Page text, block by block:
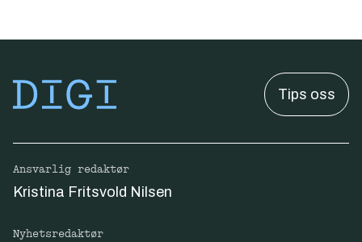
Tips oss
Ansvarlig redaktør
Kristina Fritsvold Nilsen
Nyhetsredaktør